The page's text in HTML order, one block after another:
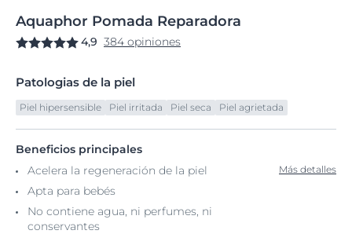
Aquaphor Pomada Reparadora
4,9 384 opiniones
Patologias de la piel
Piel hipersensible Piel irritada Piel seca Piel agrietada
Beneficios principales
Acelera la regeneración de la piel
Apta para bebés
No contiene agua, ni perfumes, ni
conservantes
Más detalles